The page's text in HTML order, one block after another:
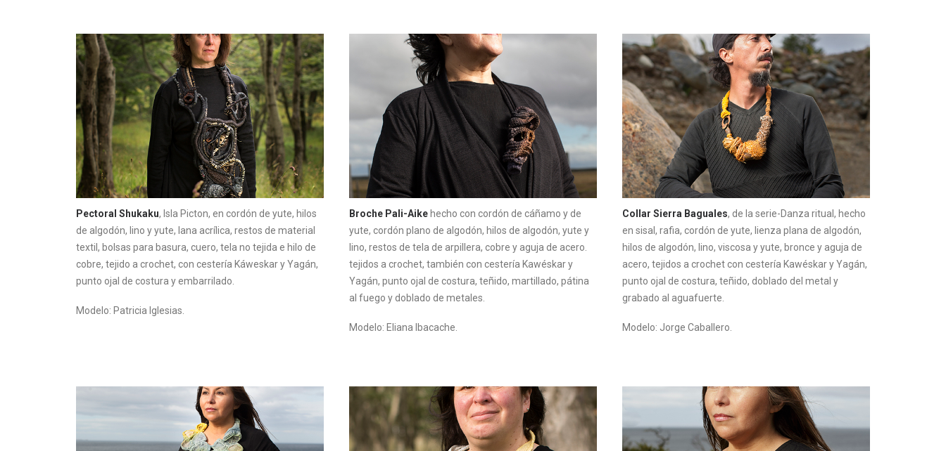
Pectoral Shukaku, Isla Picton, en cordón de yute, hilos
de algodón, lino y yute, lana acrílica, restos de material
textil, bolsas para basura, cuero, tela no tejida e hilo de
cobre, tejido a crochet, con cestería Káweskar y Yagán,
punto ojal de costura y embarrilado.
Modelo: Patricia Iglesias.
Broche Pali-Aike hecho con cordón de cáñamo y de
yute, cordón plano de algodón, hilos de algodón, yute y
lino, restos de tela de arpillera, cobre y aguja de acero.
tejidos a crochet, también con cestería Kawéskar y
Yagán, punto ojal de costura, teñido, martillado, pátina
al fuego y doblado de metales.
Modelo: Eliana Ibacache.
Collar Sierra Baguales, de la serie-Danza ritual, hecho
en sisal, rafia, cordón de yute, lienza plana de algodón,
hilos de algodón, lino, viscosa y yute, bronce y aguja de
acero, tejidos a crochet con cestería Kawéskar y Yagán,
punto ojal de costura, teñido, doblado del metal y
grabado al aguafuerte.
Modelo: Jorge Caballero.